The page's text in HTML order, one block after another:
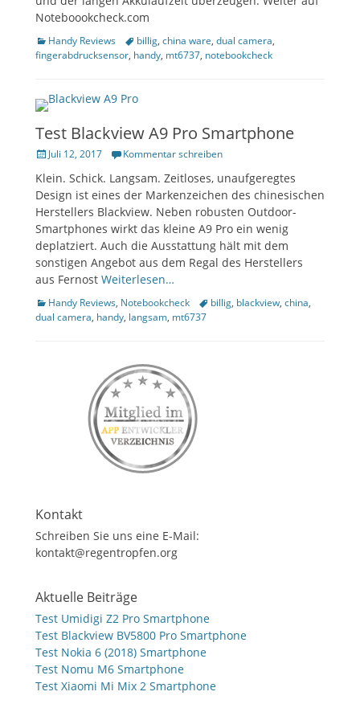
Noteboookcheck.com
Kategorien
Handy Reviews Tagsbillig, china ware, dual camera,
fingerabdrucksensor, handy, mt6737, notebookcheck
Test Blackview A9 Pro Smartphone
Veröffentlicht
Juli 12, 2017 Kommentar schreiben
Klein. Schick. Langsam. Zeitloses, unaufgeregtes
Design ist eines der Markenzeichen des chinesischen
Herstellers Blackview. Neben robusten Outdoor-
Smartphones wirkt das kleine A9 Pro ein wenig
deplatziert. Auch die Ausstattung hält mit dem
sonstigen Angebot aus dem Regal des Herstellers
aus Fernost Weiterlesen…
Kategorien
Handy Reviews, Notebookcheck Tagsbillig, blackview, china,
dual camera, handy, langsam, mt6737
Kontakt
Schreiben Sie uns eine E-Mail:
kontakt@regentropfen.org
Aktuelle Beiträge
Test Umidigi Z2 Pro Smartphone
Test Blackview BV5800 Pro Smartphone
Test Nokia 6 (2018) Smartphone
Test Nomu M6 Smartphone
Test Xiaomi Mi Mix 2 Smartphone